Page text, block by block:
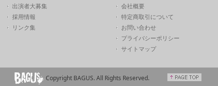
出演者大募集
採用情報
リンク集
会社概要
特定商取引について
お問い合わせ
プライバシーポリシー
サイトマップ
Copyright BAGUS. All Rights Reserved.